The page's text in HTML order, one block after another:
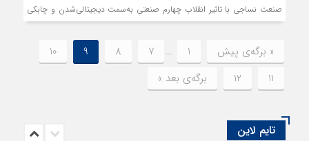
صنعت نساجی با تاثیر انقلاب چهارم صنعتی به‌سمت دیجیتالی‌شدن و چابکی
« برگه‌ی پیش 1
…
7
8
9
10
11
12 برگه‌ی بعد »
تایم لاین